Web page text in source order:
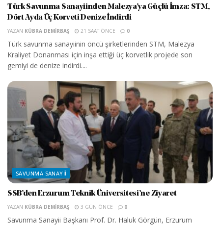
Türk Savunma Sanayiinden Malezya’ya Güçlü İmza: STM,
Dört Ayda Üç Korveti Denize İndirdi
YAZAN KÜBRA DEMIRBAŞ 21 SAAT ÖNCE 0
Türk savunma sanayiinin öncü şirketlerinden STM, Malezya
Kraliyet Donanması için inşa ettiği üç korvetlik projede son
gemiyi de denize indirdi....
SAVUNMA SANAYII
SSB’den Erzurum Teknik Üniversitesi’ne Ziyaret
YAZAN KÜBRA DEMIRBAŞ 3 GÜN ÖNCE 0
Savunma Sanayii Başkanı Prof. Dr. Haluk Görgün, Erzurum